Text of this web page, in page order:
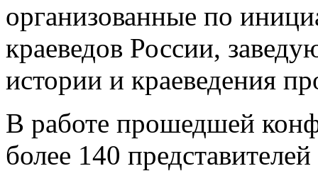
организованные по
краеведов России,
истории и краеведения
В работе прошедшей
более 140